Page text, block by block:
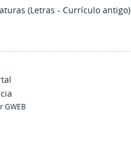
(Letras - Currículo antigo)
GWEB